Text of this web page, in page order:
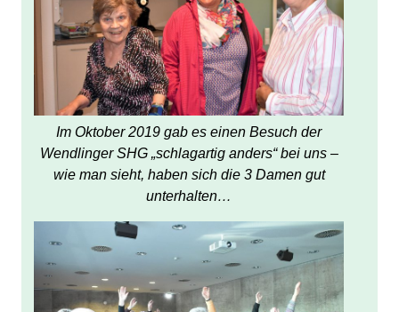
Im Oktober 2019 gab es einen Besuch der
Wendlinger SHG „schlagartig anders“ bei uns –
wie man sieht, haben sich die 3 Damen gut
unterhalten…